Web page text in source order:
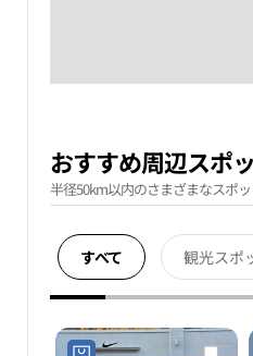
おすすめ周辺スポ
半径50km以内のさまざまなスポ
すべて 観光スポ